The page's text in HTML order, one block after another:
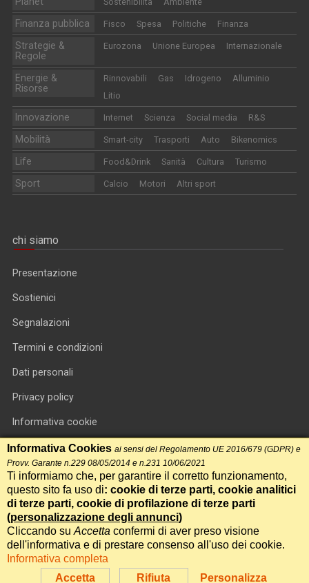
Finanza pubblica Fisco Spesa Politiche Finanza
Strategie &
Regole
Eurozona Unione Europea Internazionale
Energie &
Risorse
Rinnovabili Gas Idrogeno
Alluminio
Litio
Innovazione Internet Scienza Social media R&S
Mobilità Smart-city Trasporti Auto Bikenomics
Life Food&Drink Sanità Cultura Turismo
Sport Calcio Motori Altri sport
chi siamo
Presentazione
Sostienici
Segnalazioni
Termini e condizioni
Dati personali
Privacy policy
Informativa cookie
RSS feed
RSS Top News
Contatti
International Communication S.r.l. • P.IVA 14478081004 • Testata
giornalistica n.191, reg. Tribunale di Roma del 14/12/2017
Powered byItala
Accetta Rifiuta Personalizza
Informativa Cookies ai sensi del Regolamento UE 2016/679 (GDPR) e
Provv. Garante n.229 08/05/2014 e n.231 10/06/2021
Ti informiamo che, per garantire il corretto funzionamento,
questo sito fa uso di: cookie di terze parti, cookie analitici
di terze parti, cookie di profilazione di terze parti
(personalizzazione degli annunci)
Cliccando su Accetta confermi di aver preso visione
dell'informativa e di prestare consenso all'uso dei cookie.
Informativa completa